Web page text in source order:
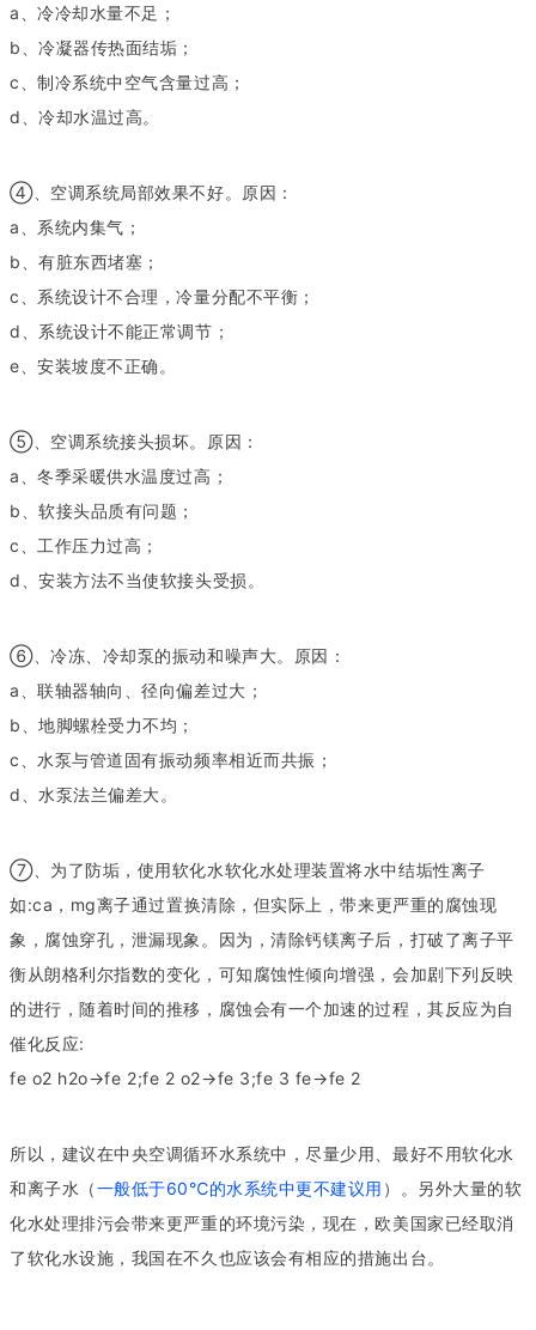
a、冷冷却水量不足；
b、冷凝器传热面结垢；
c、制冷系统中空气含量过高；
d、冷却水温过高。
④、空调系统局部效果不好。原因：
a、系统内集气；
b、有脏东西堵塞；
c、系统设计不合理，冷量分配不平衡；
d、系统设计不能正常调节；
e、安装坡度不正确。
⑤、空调系统接头损坏。原因：
a、冬季采暖供水温度过高；
b、软接头品质有问题；
c、工作压力过高；
d、安装方法不当使软接头受损。
⑥、冷冻、冷却泵的振动和噪声大。原因：
a、联轴器轴向、径向偏差过大；
b、地脚螺栓受力不均；
c、水泵与管道固有振动频率相近而共振；
d、水泵法兰偏差大。
⑦、为了防垢，使用软化水软化水处理装置将水中结垢性离子
如:ca，mg离子通过置换清除，但实际上，带来更严重的腐蚀现
象，腐蚀穿孔，泄漏现象。因为，清除钙镁离子后，打破了离子平
衡从朗格利尔指数的变化，可知腐蚀性倾向增强，会加剧下列反映
的进行，随着时间的推移，腐蚀会有一个加速的过程，其反应为自
催化反应:
fe o2 h2o→fe 2;fe 2 o2→fe 3;fe 3 fe→fe 2
所以，建议在中央空调循环水系统中，尽量少用、最好不用软化水
和离子水（一般低于60℃的水系统中更不建议用 ）。另外大量的软
化水处理排污会带来更严重的环境污染，现在，欧美国家已经取消
了软化水设施，我国在不久也应该会有相应的措施出台。